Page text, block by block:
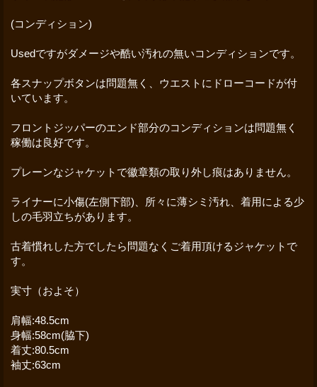
(コンディション)
Usedですがダメージや酷い汚れの無いコンディションです。
各スナップボタンは問題無く、ウエストにドローコードが付
いています。
フロントジッパーのエンド部分のコンディションは問題無く
稼働は良好です。
プレーンなジャケットで徽章類の取り外し痕はありません。
ライナーに小傷(左側下部)、所々に薄シミ汚れ、着用による少
しの毛羽立ちがあります。
古着慣れした方でしたら問題なくご着用頂けるジャケットで
す。
実寸（およそ）
肩幅:48.5cm
身幅:58cm(脇下)
着丈:80.5cm
袖丈:63cm